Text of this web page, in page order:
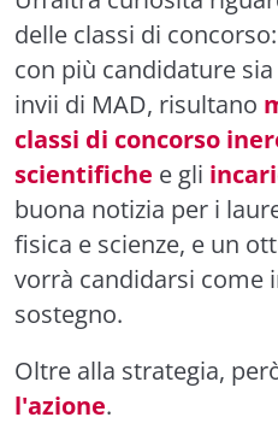
delle classi di
con più candidature
invii di MAD, risultano
classi di concorso
scientifiche e gli
buona notizia per i
fisica e scienze, e un
vorrà candidarsi come
sostegno.
Oltre alla strategia,
l'azione.